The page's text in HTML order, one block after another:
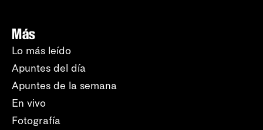
Más
Lo más leído
Apuntes del día
Apuntes de la semana
En vivo
Fotografía